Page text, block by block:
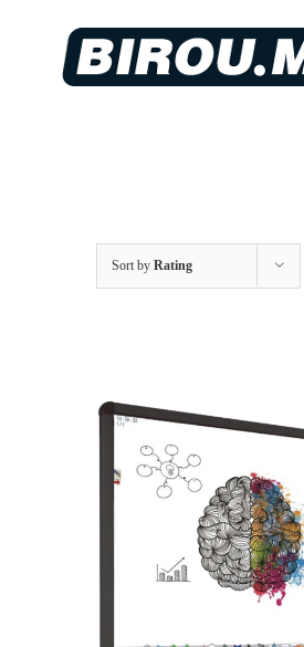
Sort by Rating